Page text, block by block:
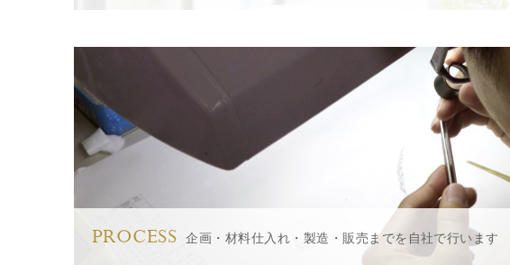
PROCESS 企画・材料仕入れ・製造・販売までを自社で行います